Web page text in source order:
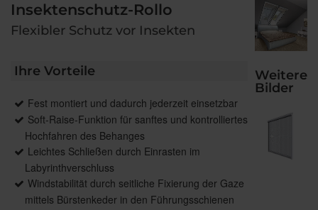
Insektenschutz-Rollo
Flexibler Schutz vor Insekten
Ihre Vorteile
Fest montiert und dadurch jederzeit einsetzbar
Soft-Raise-Funktion für sanftes und kontrolliertes
Hochfahren des Behanges
Leichtes Schließen durch Einrasten im
Labyrinthverschluss
Windstabilität durch seitliche Fixierung der Gaze
mittels Bürstenkeder in den Führungsschienen
Weitere
Bilder